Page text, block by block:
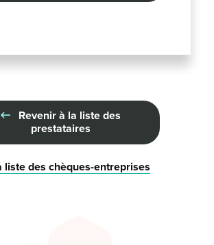
Revenir à la liste des
prestataires
liste des chèques-entreprises